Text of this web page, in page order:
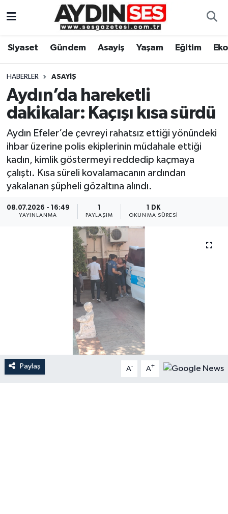
Siyaset Gündem Asayiş Yaşam Eğitim
HABERLER ASAYIŞ
Aydın’da hareketli
dakikalar: Kaçışı kısa sürdü
Aydın Efeler’de çevreyi rahatsız ettiği yönündeki
ihbar üzerine polis ekiplerinin müdahale ettiği
kadın, kimlik göstermeyi reddedip kaçmaya
çalıştı. Kısa süreli kovalamacanın ardından
yakalanan şüpheli gözaltına alındı.
08.07.2026 - 16:49
YAYINLANMA PAYLAŞIM
1 DK
OKUNMA SÜRESI
Paylaş A- A+
Gündem
Siyaset
Ekonomi
Yaşam
Eğitim
Kültür Sanat
Aydın Hava Durumu
Aydin Namaz Vakitleri
Aydın Trafik Yoğunluk Haritası
Süper Lig Puan Durumu ve Fikstür
Tüm Manşetler
Son Dakika Haberleri